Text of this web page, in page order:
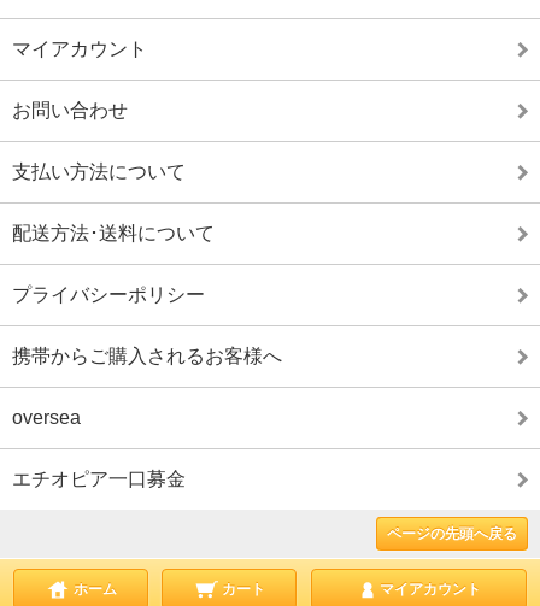
マイアカウント
お問い合わせ
支払い方法について
配送方法･送料について
プライバシーポリシー
携帯からご購入されるお客様へ
oversea
エチオピア一口募金
ページの先頭へ戻る
ホーム カート マイアカウント